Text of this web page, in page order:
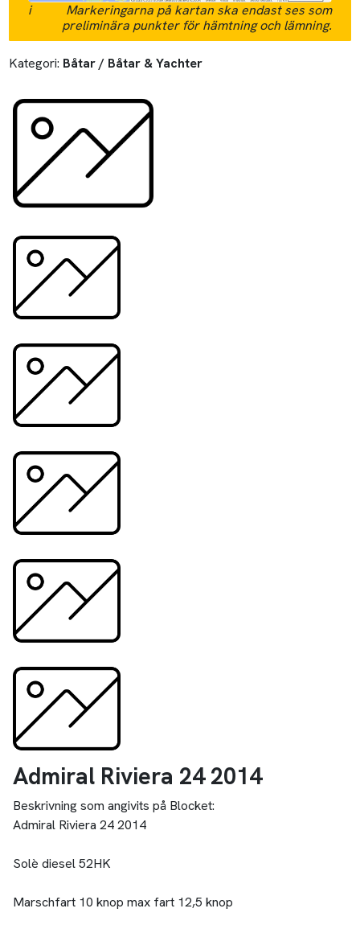
i
Markeringarna på kartan ska endast ses som
preliminära punkter för hämtning och lämning.
Kategori: Båtar / Båtar & Yachter
Admiral Riviera 24 2014
Beskrivning som angivits på Blocket:
Admiral Riviera 24 2014
Solè diesel 52HK
Marschfart 10 knop max fart 12,5 knop